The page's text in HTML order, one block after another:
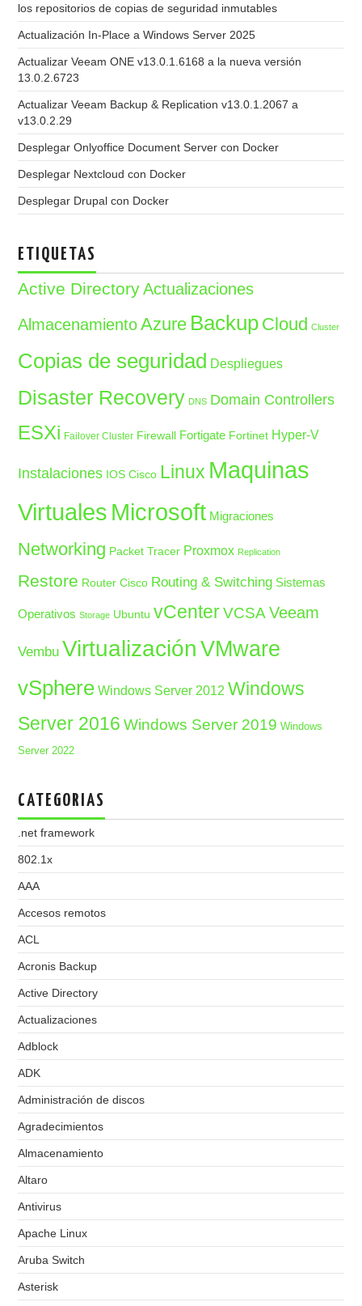
los repositorios de copias de seguridad inmutables
Actualización In-Place a Windows Server 2025
Actualizar Veeam ONE v13.0.1.6168 a la nueva versión
13.0.2.6723
Actualizar Veeam Backup & Replication v13.0.1.2067 a
v13.0.2.29
Desplegar Onlyoffice Document Server con Docker
Desplegar Nextcloud con Docker
Desplegar Drupal con Docker
ETIQUETAS
Active Directory Actualizaciones
Almacenamiento Azure Backup Cloud Cluster
Copias de seguridad Despliegues
Disaster Recovery DNS Domain Controllers
ESXi Failover Cluster Firewall Fortigate Fortinet Hyper-V
Instalaciones IOS Cisco Linux Maquinas
Virtuales Microsoft Migraciones
Networking Packet Tracer Proxmox Replication
Restore Router Cisco Routing & Switching Sistemas
Operativos Storage Ubuntu vCenter VCSA Veeam
Vembu Virtualización VMware
vSphere Windows Server 2012 Windows
Server 2016 Windows Server 2019 Windows
Server 2022
CATEGORIAS
.net framework
802.1x
AAA
Accesos remotos
ACL
Acronis Backup
Active Directory
Actualizaciones
Adblock
ADK
Administración de discos
Agradecimientos
Almacenamiento
Altaro
Antivirus
Apache Linux
Aruba Switch
Asterisk